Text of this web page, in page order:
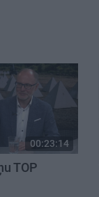
00:23:14
TOP